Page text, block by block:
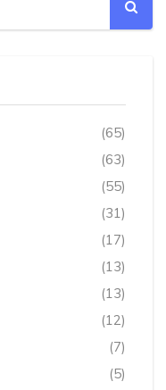
(65)
(63)
(55)
(31)
(17)
(13)
(13)
(12)
(7)
(5)